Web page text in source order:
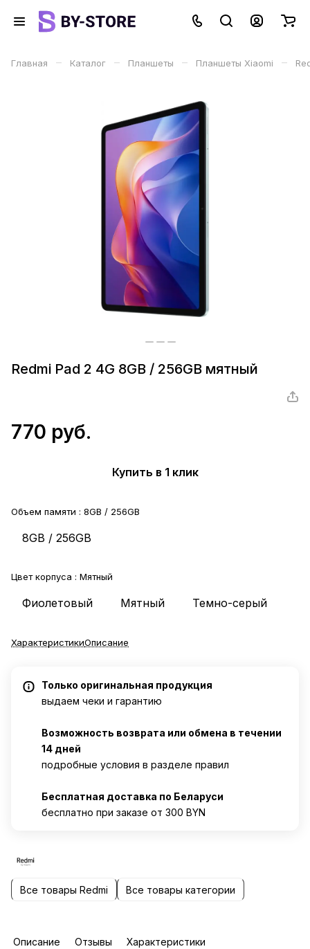
Главная – Каталог – Планшеты – Планшеты Xiaomi –
Redmi Pad 2 4G 8GB / 256GB мятный
770 руб.
Купить в 1 клик
Объем памяти : 8GB / 256GB
8GB / 256GB
Цвет корпуса : Мятный
Фиолетовый Мятный Темно-серый
ХарактеристикиОписание
Только оригинальная продукция
выдаем чеки и гарантию
Возможность возврата или обмена в течении
14 дней
подробные условия в разделе правил
Бесплатная доставка по Беларуси
бесплатно при заказе от 300 BYN
Все товары Redmi Все товары категории
Описание Отзывы Характеристики